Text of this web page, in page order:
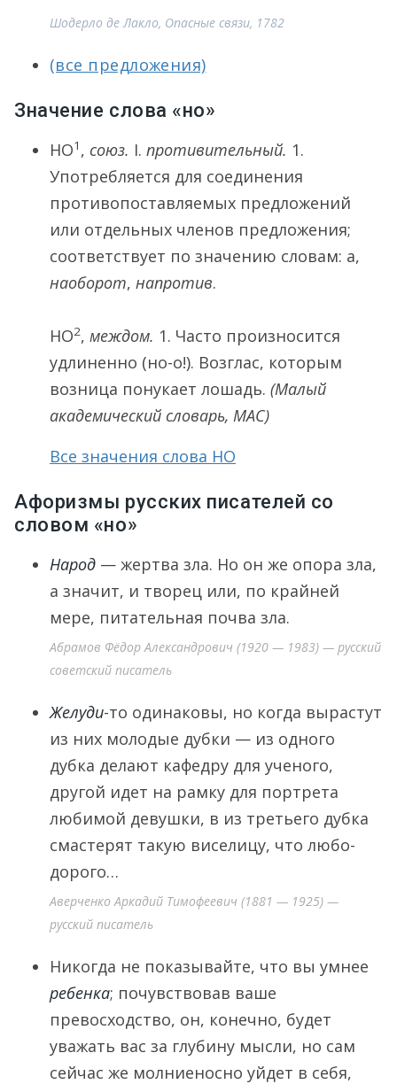
Шодерло де Лакло, Опасные связи, 1782
(все предложения)
Значение слова «но»
НО1 , союз. I. противительный. 1.
Употребляется для соединения
противопоставляемых предложений
или отдельных членов предложения;
соответствует по значению словам: а,
наоборот, напротив.
НО2, междом. 1. Часто произносится
удлиненно (но-о!). Возглас, которым
возница понукает лошадь. (Малый
академический словарь, МАС)
Все значения слова НО
Афоризмы русских писателей со
словом «но»
Народ — жертва зла. Но он же опора зла,
а значит, и творец или, по крайней
мере, питательная почва зла.
Абрамов Фёдор Александрович (1920 — 1983) — русский
советский писатель
Желуди-то одинаковы, но когда вырастут
из них молодые дубки — из одного
дубка делают кафедру для ученого,
другой идет на рамку для портрета
любимой девушки, в из третьего дубка
смастерят такую виселицу, что любо-
дорого…
Аверченко Аркадий Тимофеевич (1881 — 1925) —
русский писатель
Никогда не показывайте, что вы умнее
ребенка; почувствовав ваше
превосходство, он, конечно, будет
уважать вас за глубину мысли, но сам
сейчас же молниеносно уйдет в себя,